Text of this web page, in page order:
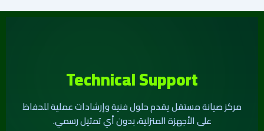
Technical Support
مركز صيانة مستقل يقدم حلول فنية وإرشادات عملية للحفاظ
على الأجهزة المنزلية، بدون أي تمثيل رسمي.